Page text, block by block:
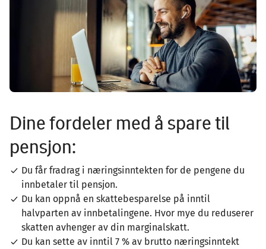
Dine fordeler med å spare til
pensjon:
Du får fradrag i næringsinntekten for de pengene du
innbetaler til pensjon.
Du kan oppnå en skattebesparelse på inntil
halvparten av innbetalingene. Hvor mye du reduserer
skatten avhenger av din marginalskatt.
Du kan sette av inntil 7 % av brutto næringsinntekt